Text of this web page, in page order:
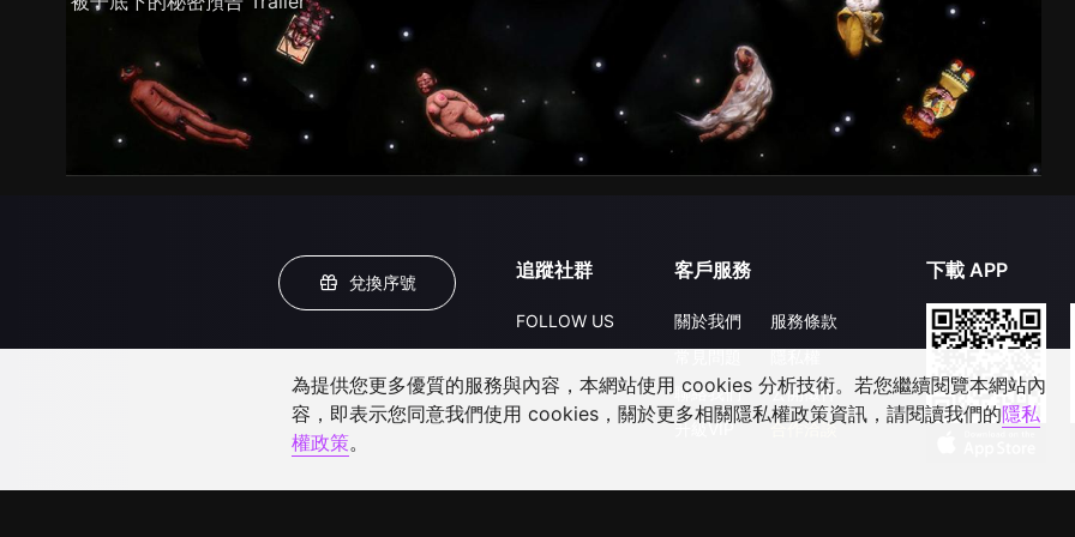
兌換序號
追蹤社群
FOLLOW US
客戶服務
關於我們
聯絡我們
升級VIP
服務條款
公開徵件
合作洽談
下載 APP
為提供您更多優質的服務與內容，本網站使用 cookies 分析技術。若您繼續閱覽本網站內
容，即表示您同意我們使用 cookies，關於更多相關隱私權政策資訊，請閱讀我們的隱私
權政策。